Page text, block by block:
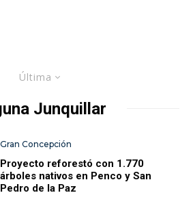
Última
Junquillar
Gran Concepción
Proyecto reforestó con 1.770
árboles nativos en Penco y San
Pedro de la Paz